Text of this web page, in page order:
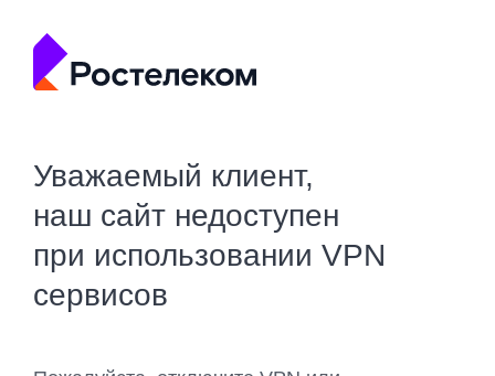
Уважаемый клиент,
наш сайт недоступен
при использовании VPN
сервисов